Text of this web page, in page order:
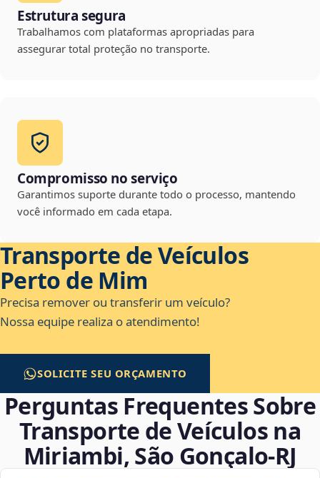
Estrutura segura
Trabalhamos com plataformas apropriadas para
assegurar total proteção no transporte.
Compromisso no serviço
Garantimos suporte durante todo o processo, mantendo
você informado em cada etapa.
Transporte de Veículos
Perto de Mim
Precisa remover ou transferir um veículo?
Nossa equipe realiza o atendimento!
SOLICITE SEU ORÇAMENTO
Perguntas Frequentes Sobre
Transporte de Veículos na
Miriambi, São Gonçalo‑RJ